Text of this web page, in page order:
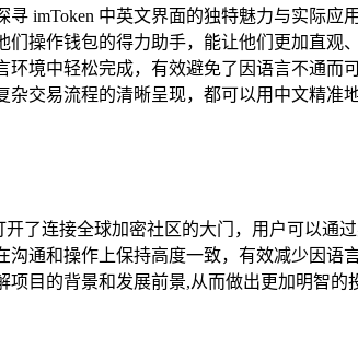
imToken 中英文界面的独特魅力与实际应
操作钱包的得力助手，能让他们更加直观
境中轻松完成，有效避免了因语言不通而
交易流程的清晰呈现，都可以用中文精准
了连接全球加密社区的大门，用户可以通
通和操作上保持高度一致，有效减少因语
目的背景和发展前景,从而做出更加明智的